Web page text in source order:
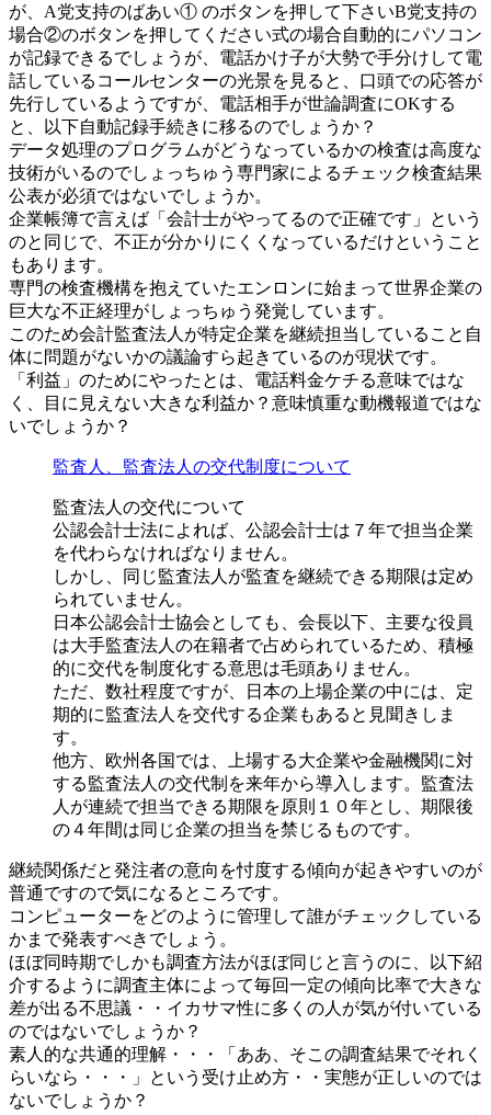
が、A党支持のばあい① のボタンを押して下さいB党支持の
場合②のボタンを押してください式の場合自動的にパソコン
が記録できるでしょうが、電話かけ子が大勢で手分けして電
話しているコールセンターの光景を見ると、口頭での応答が
先行しているようですが、電話相手が世論調査にOKする
と、以下自動記録手続きに移るのでしょうか？
データ処理のプログラムがどうなっているかの検査は高度な
技術がいるのでしょっちゅう専門家によるチェック検査結果
公表が必須ではないでしょうか。
企業帳簿で言えば「会計士がやってるので正確です」という
のと同じで、不正が分かりにくくなっているだけということ
もあります。
専門の検査機構を抱えていたエンロンに始まって世界企業の
巨大な不正経理がしょっちゅう発覚しています。
このため会計監査法人が特定企業を継続担当していること自
体に問題がないかの議論すら起きているのが現状です。
「利益」のためにやったとは、電話料金ケチる意味ではな
く、目に見えない大きな利益か？意味慎重な動機報道ではな
いでしょうか？
監査人、監査法人の交代制度について
監査法人の交代について
公認会計士法によれば、公認会計士は７年で担当企業
を代わらなければなりません。
しかし、同じ監査法人が監査を継続できる期限は定め
られていません。
日本公認会計士協会としても、会長以下、主要な役員
は大手監査法人の在籍者で占められているため、積極
的に交代を制度化する意思は毛頭ありません。
ただ、数社程度ですが、日本の上場企業の中には、定
期的に監査法人を交代する企業もあると見聞きしま
す。
他方、欧州各国では、上場する大企業や金融機関に対
する監査法人の交代制を来年から導入します。監査法
人が連続で担当できる期限を原則１０年とし、期限後
の４年間は同じ企業の担当を禁じるものです。
継続関係だと発注者の意向を忖度する傾向が起きやすいのが
普通ですので気になるところです。
コンピューターをどのように管理して誰がチェックしている
かまで発表すべきでしょう。
ほぼ同時期でしかも調査方法がほぼ同じと言うのに、以下紹
介するように調査主体によって毎回一定の傾向比率で大きな
差が出る不思議・・イカサマ性に多くの人が気が付いている
のではないでしょうか？
素人的な共通的理解・・・「ああ、そこの調査結果でそれく
らいなら・・・」という受け止め方・・実態が正しいのでは
ないでしょうか？